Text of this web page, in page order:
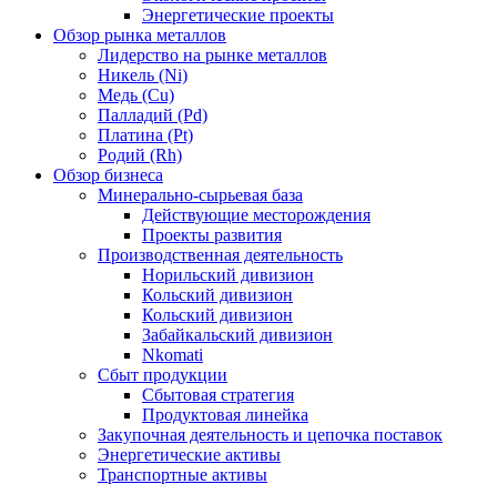
Энергетические проекты
Обзор рынка металлов
Лидерство на рынке металлов
Никель (Ni)
Медь (Cu)
Палладий (Pd)
Платина (Pt)
Родий (Rh)
Обзор бизнеса
Минерально-сырьевая база
Действующие месторождения
Проекты развития
Производственная деятельность
Норильский дивизион
Кольский дивизион
Кольский дивизион
Забайкальский дивизион
Nkomati
Сбыт продукции
Сбытовая стратегия
Продуктовая линейка
Закупочная деятельность и цепочка поставок
Энергетические активы
Транспортные активы